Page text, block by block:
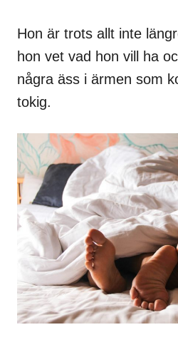
Hon är trots allt inte
hon vet vad hon vill ha
några äss i ärmen som
tokig.